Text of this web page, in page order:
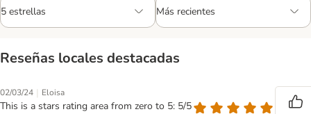
Reseñas locales destacadas
02/03/24 | Eloisa
This is a stars rating area from zero to 5: 5/5